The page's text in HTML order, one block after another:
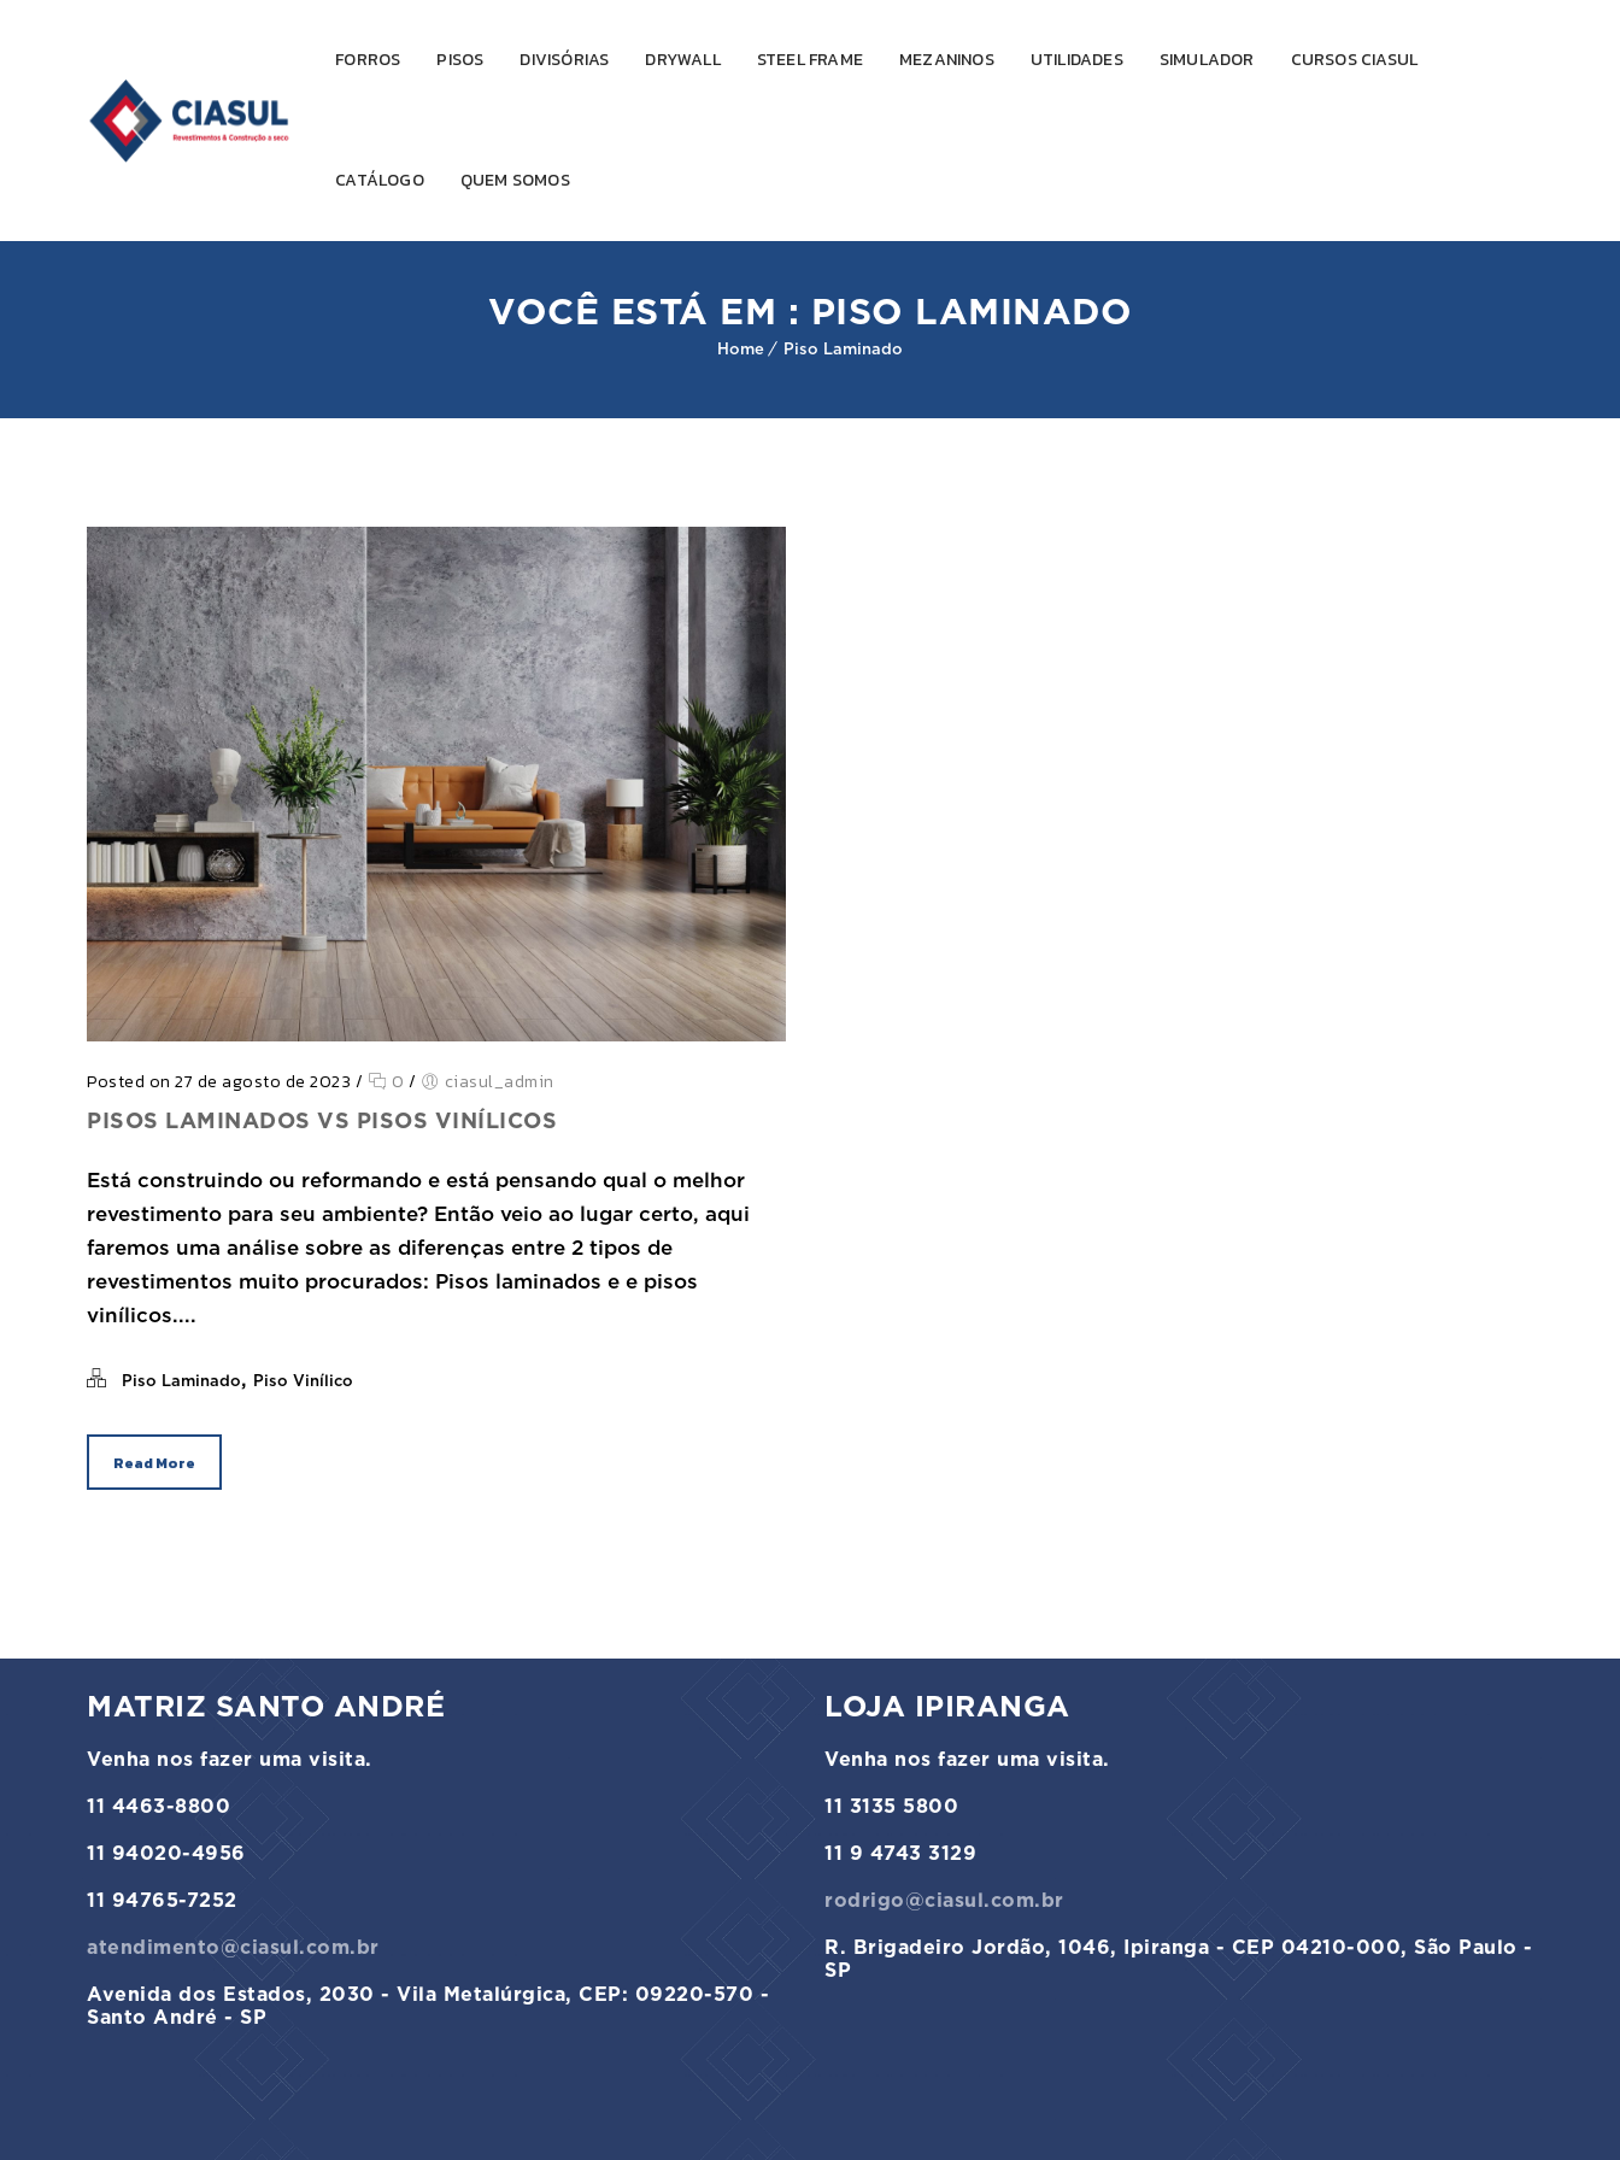
FORROS PISOS DIVISÓRIAS DRYWALL STEEL FRAME MEZANINOS UTILIDADES SIMULADOR CURSOS CIASUL
CATÁLOGO QUEM SOMOS
VOCÊ ESTÁ EM : PISO LAMINADO
Home Piso Laminado
Posted on 27 de agosto de 2023 / 0 /
ciasul_admin
PISOS LAMINADOS VS PISOS VINÍLICOS
Está construindo ou reformando e está pensando qual o melhor
revestimento para seu ambiente? Então veio ao lugar certo, aqui
faremos uma análise sobre as diferenças entre 2 tipos de
revestimentos muito procurados: Pisos laminados e e pisos
vinílicos....
Piso Laminado, Piso Vinílico
Read More
MATRIZ SANTO ANDRÉ
Venha nos fazer uma visita.
11 4463-8800
11 94020-4956
11 94765-7252
atendimento@ciasul.com.br
Avenida dos Estados, 2030 - Vila Metalúrgica, CEP: 09220-570 -
Santo André - SP
LOJA IPIRANGA
Venha nos fazer uma visita.
11 3135 5800
11 9 4743 3129
rodrigo@ciasul.com.br
R. Brigadeiro Jordão, 1046, Ipiranga - CEP 04210-000, São Paulo -
SP